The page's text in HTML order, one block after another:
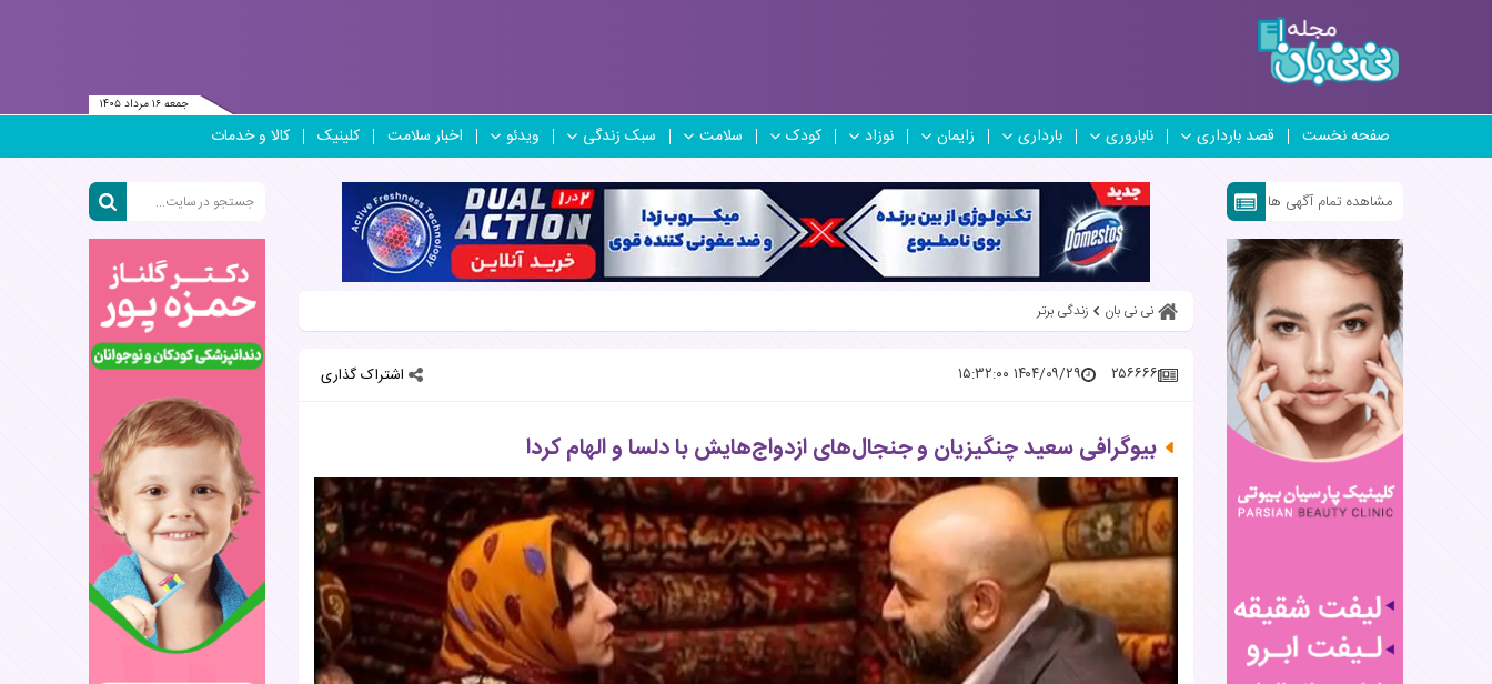
جمعه ۱۶ مرداد ۱۴۰۵
صفحه نخست قصد بارداری ناباروری بارداری زایمان نوزاد کودک سلامت سبک زندگی ویدئو اخبار سلامت کلینیک کالا و خدمات
مشاهده تمام آگهی ها
نی نی بان زندگی برتر
۲۵۶۶۶۶ ۱۴۰۴/۰۹/۲۹ ۱۵:۳۲:۰۰ اشتراک گذاری
بیوگرافی سعید چنگیزیان و جنجال‌های ازدواج‌هایش با دلسا و الهام کردا